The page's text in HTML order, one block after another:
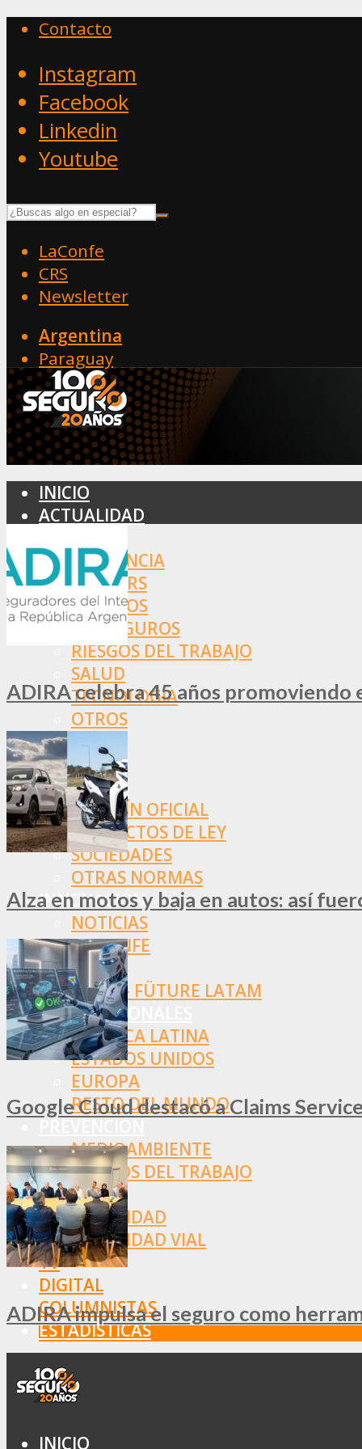
Contacto
Instagram
Facebook
Linkedin
Youtube
LaConfe
CRS
Newsletter
Argentina
Paraguay
INICIO
ACTUALIDAD
ASISTENCIA
BROKERS
SEGUROS
REASEGUROS
RIESGOS DEL TRABAJO
SALUD
TECNOLOGÍA
OTROS
NORMAS
SSN
SRT
BOLETÍN OFICIAL
PROYECTOS DE LEY
SOCIEDADES
OTRAS NORMAS
INNOVACIÓN
NOTICIAS
LA CONFE
ITC
INESE – FÜTURE LATAM
INTERNACIONALES
AMÉRICA LATINA
ESTADOS UNIDOS
EUROPA
RESTO DEL MUNDO
MEDIOAMBIENTE
RIESGOS DEL TRABAJO
SALUD
SEGURIDAD
SEGURIDAD VIAL
TV
DIGITAL
COLUMNISTAS
ESTADÍSTICAS
ADIRA celebra 45 años
Alza en motos y baja en autos: así
Google Cloud destacó a Claims
ADIRA impulsa el seguro como
INICIO